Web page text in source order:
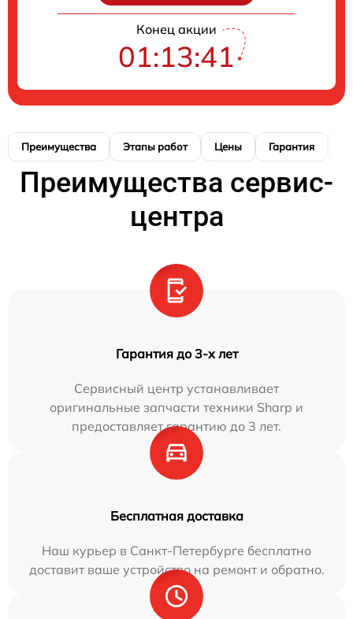
Конец акции
01:13:40
Преимущества Этапы работ Цены Гарантия
Преимущества сервис-
центра
Гарантия до 3-х лет
Сервисный центр устанавливает
оригинальные запчасти техники Sharp и
предоставляет гарантию до 3 лет.
Бесплатная доставка
Наш курьер в Санкт-Петербурге бесплатно
доставит ваше устройство на ремонт и обратно.